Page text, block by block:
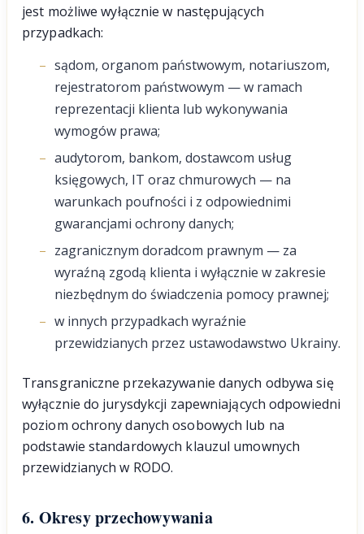
jest możliwe wyłącznie w następujących
przypadkach:
sądom, organom państwowym, notariuszom,
rejestratorom państwowym — w ramach
reprezentacji klienta lub wykonywania
wymogów prawa;
audytorom, bankom, dostawcom usług
księgowych, IT oraz chmurowych — na
warunkach poufności i z odpowiednimi
gwarancjami ochrony danych;
zagranicznym doradcom prawnym — za
wyraźną zgodą klienta i wyłącznie w zakresie
niezbędnym do świadczenia pomocy prawnej;
w innych przypadkach wyraźnie
przewidzianych przez ustawodawstwo Ukrainy.
Transgraniczne przekazywanie danych odbywa się
wyłącznie do jurysdykcji zapewniających odpowiedni
poziom ochrony danych osobowych lub na
podstawie standardowych klauzul umownych
przewidzianych w RODO.
6. Okresy przechowywania